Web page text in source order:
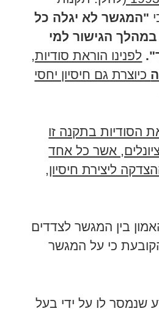
"המגשר לא יגלה כל
הגישור למי
לפנינו הוראת סודיות,
כיוצרת גם חיסיון יחסי
הסודיות בתקנה זו
אשר כל אחד
ליצירת חיסיון,
בין המגשר לצדדים
5(ו) הקובעת כי על המגשר
שנמסר לו על ידי בעל